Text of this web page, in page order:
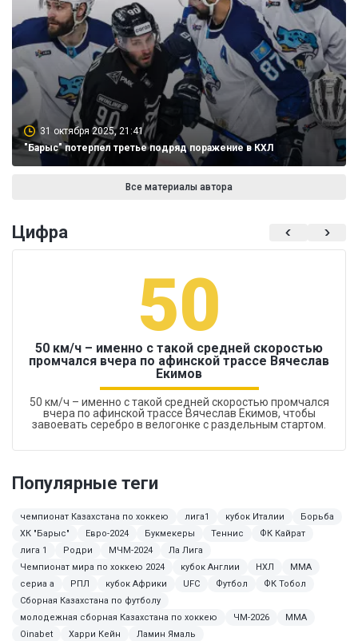
31 октября 2025, 21:41
"Барыс" потерпел третье подряд поражение в КХЛ
Все материалы автора
Цифра
50
50 км/ч – именно с такой средней скоростью
промчался вчера по афинской трассе Вячеслав
Екимов
50 км/ч – именно с такой средней скоростью промчался
вчера по афинской трассе Вячеслав Екимов, чтобы
завоевать серебро в велогонке с раздельным стартом.
Популярные теги
чемпионат Казахстана по хоккею лига1 кубок Италии
Борьба
ХК "Барыс"
Евро-2024 Букмекеры Теннис
ФК Кайрат
лига 1
Родри МЧМ-2024
Ла Лига
Чемпионат мира по хоккею 2024
кубок Англии НХЛ
ММА
сериа а
РПЛ кубок Африки UFC Футбол
ФК Тобол
Сборная Казахстана по футболу
молодежная сборная Казахстана по хоккею
ЧМ-2026
MMA
Oinabet
Харри Кейн Ламин Ямаль